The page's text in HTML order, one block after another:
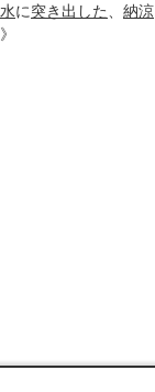
に突き出した 納涼